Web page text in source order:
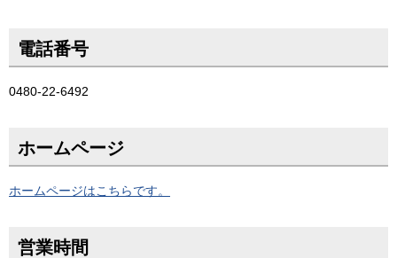
電話番号
0480-22-6492
ホームページ
ホームページはこちらです。
営業時間